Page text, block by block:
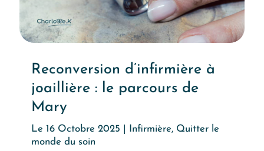
Reconversion d’infirmière à
joaillière : le parcours de
Mary
Le 16 Octobre 2025 Infirmière, Quitter le
monde du soin